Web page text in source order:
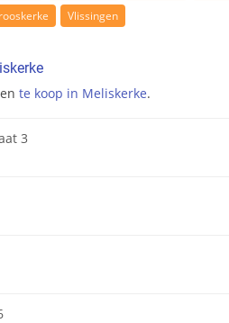
Vlissingen
te koop in Meliskerke.
3